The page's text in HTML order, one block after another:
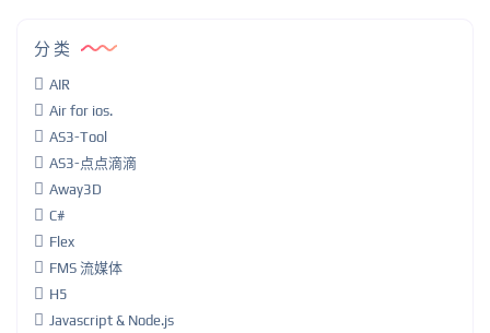
分类
AIR
Air for ios.
AS3-Tool
AS3-点点滴滴
Away3D
C#
Flex
FMS 流媒体
H5
Javascript & Node.js